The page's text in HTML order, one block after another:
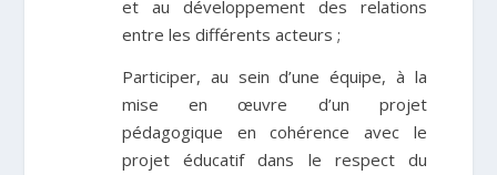
et au développement des relations
entre les différents acteurs ;
Participer, au sein d’une équipe, à la
mise en œuvre d’un projet
pédagogique en cohérence avec le
projet éducatif dans le respect du